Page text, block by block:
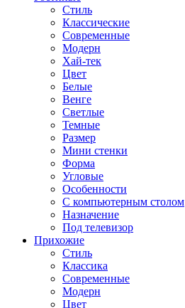
Стиль
Классические
Современные
Модерн
Хай-тек
Цвет
Белые
Венге
Светлые
Темные
Размер
Мини стенки
Форма
Угловые
Особенности
С компьютерным столом
Назначение
Под телевизор
Прихожие
Стиль
Классика
Современные
Модерн
Цвет